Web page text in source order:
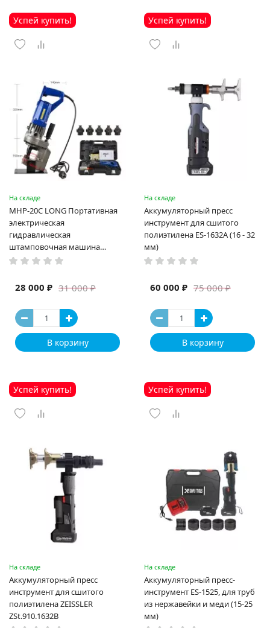
Успей купить!
На складе
MHP-20C LONG Портативная
электрическая
гидравлическая
штамповочная машина
высокая мощность и мощный
машина
31 000 ₽
28 000 ₽
В корзину
Успей купить!
На складе
Аккумуляторный пресс
инструмент для сшитого
полиэтилена ES-1632A (16 - 32
мм)
75 000 ₽
60 000 ₽
В корзину
Успей купить!
На складе
Аккумуляторный пресс
инструмент для сшитого
полиэтилена ZEISSLER
ZSt.910.1632B
Успей купить!
На складе
Аккумуляторный пресс-
инструмент ES-1525, для труб
из нержавейки и меди (15-25
мм)